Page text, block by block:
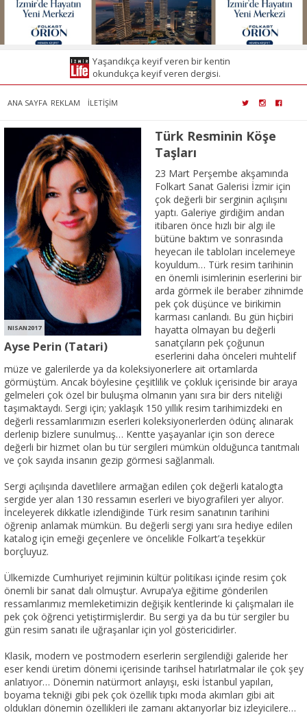
Yaşandıkça keyif veren bir kentin
okundukça keyif veren dergisi.
ANA SAYFA REKLAM İLETİŞİM
NISAN2017
Ayse Perin (Tatari)
Türk Resminin Köşe
Taşları
23 Mart Perşembe akşamında
Folkart Sanat Galerisi İzmir için
çok değerli bir serginin açılışını
yaptı. Galeriye girdiğim andan
itibaren önce hızlı bir algı ile
bütüne baktım ve sonrasında
heyecan ile tabloları incelemeye
koyuldum… Türk resim tarihinin
en önemli isimlerinin eserlerini bir
arda görmek ile beraber zihnimde
pek çok düşünce ve birikimin
karması canlandı. Bu gün hiçbiri
hayatta olmayan bu değerli
sanatçıların pek çoğunun
eserlerini daha önceleri muhtelif
müze ve galerilerde ya da koleksiyonerlere ait ortamlarda
görmüştüm. Ancak böylesine çeşitlilik ve çokluk içerisinde bir araya
gelmeleri çok özel bir buluşma olmanın yanı sıra bir ders niteliği
taşımaktaydı. Sergi için; yaklaşık 150 yıllık resim tarihimizdeki en
değerli ressamlarımızın eserleri koleksiyonerlerden ödünç alınarak
derlenip bizlere sunulmuş… Kentte yaşayanlar için son derece
değerli bir hizmet olan bu tür sergileri mümkün olduğunca tanıtmalı
ve çok sayıda insanın gezip görmesi sağlanmalı.
Sergi açılışında davetlilere armağan edilen çok değerli katalogta
sergide yer alan 130 ressamın eserleri ve biyografileri yer alıyor.
İnceleyerek dikkatle izlendiğinde Türk resim sanatının tarihini
öğrenip anlamak mümkün. Bu değerli sergi yanı sıra hediye edilen
katalog için emeği geçenlere ve öncelikle Folkart’a teşekkür
borçluyuz.
Ülkemizde Cumhuriyet rejiminin kültür politikası içinde resim çok
önemli bir sanat dalı olmuştur. Avrupa’ya eğitime gönderilen
ressamlarımız memleketimizin değişik kentlerinde ki çalışmaları ile
pek çok öğrenci yetiştirmişlerdir. Bu sergi ya da bu tür sergiler bu
gün resim sanatı ile uğraşanlar için yol göstericidirler.
Klasik, modern ve postmodern eserlerin sergilendiği galeride her
eser kendi üretim dönemi içerisinde tarihsel hatırlatmalar ile çok şey
anlatıyor… Dönemin natürmort anlayışı, eski İstanbul yapıları,
boyama tekniği gibi pek çok özellik tıpkı moda akımları gibi ait
oldukları dönemin özellikleri ile zamanı aktarıyorlar biz izleyicilere…